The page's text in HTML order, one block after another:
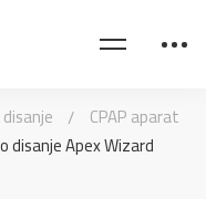
CPAP aparat
Apex Wizard